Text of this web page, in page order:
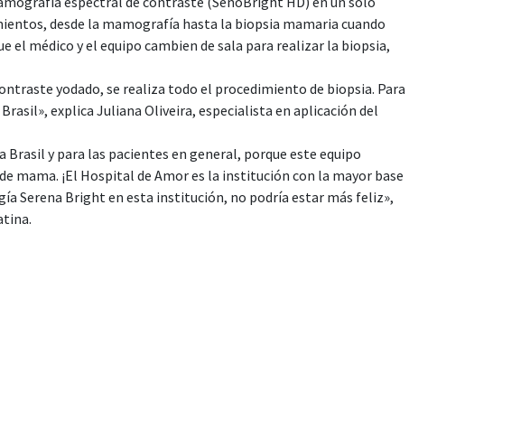
desde la mamografía hasta la biopsia mamaria cuando
el médico y el equipo cambien de sala para realizar la biopsia,
yodado, se realiza todo el procedimiento de biopsia. Para
explica Juliana Oliveira, especialista en aplicación del
y para las pacientes en general, porque este equipo
¡El Hospital de Amor es la institución con la mayor base
Serena Bright en esta institución, no podría estar más feliz»,